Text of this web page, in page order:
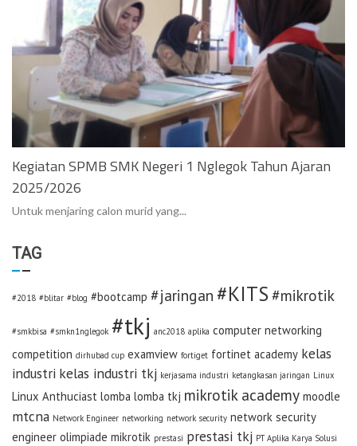
Kegiatan SPMB SMK Negeri 1 Nglegok Tahun Ajaran
2025/2026
Untuk menjaring calon murid yang...
TAG
#2018 #blitar #blog #bootcamp #jaringan #KITS #mikrotik
#smkbisa #smkn1nglegok #tkj anc2018 aplika computer networking
competition dirhubad cup examview fortiget fortinet academy kelas
industri kelas industri tkj kerjasama industri ketangkasan jaringan Linux
Linux Anthuciast lomba lomba tkj mikrotik academy moodle
mtcna Network Engineer networking network security network security
engineer olimpiade mikrotik prestasi prestasi tkj PT Aplika Karya Solusi